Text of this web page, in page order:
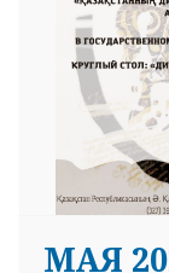
МАЯ